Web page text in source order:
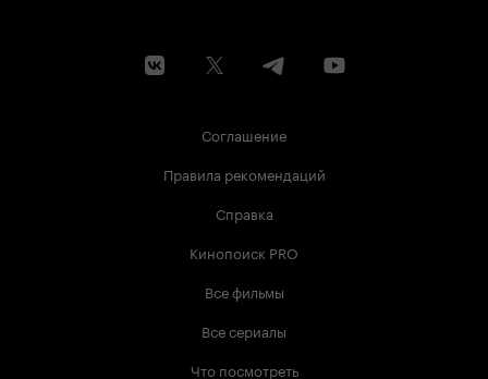
Соглашение
Правила рекомендаций
Справка
Кинопоиск PRO
Все фильмы
Все сериалы
Что посмотреть